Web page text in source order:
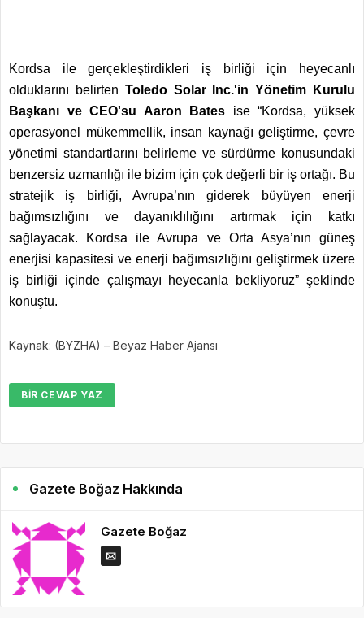
Kordsa ile gerçekleştirdikleri iş birliği için heyecanlı
olduklarını belirten Toledo Solar Inc.'in Yönetim Kurulu
Başkanı ve CEO'su Aaron Bates ise “Kordsa, yüksek
operasyonel mükemmellik, insan kaynağı geliştirme, çevre
yönetimi standartlarını belirleme ve sürdürme konusundaki
benzersiz uzmanlığı ile bizim için çok değerli bir iş ortağı. Bu
stratejik iş birliği, Avrupa’nın giderek büyüyen enerji
bağımsızlığını ve dayanıklılığını artırmak için katkı
sağlayacak. Kordsa ile Avrupa ve Orta Asya’nın güneş
enerjisi kapasitesi ve enerji bağımsızlığını geliştirmek üzere
iş birliği içinde çalışmayı heyecanla bekliyoruz” şeklinde
konuştu.
Kaynak: (BYZHA) – Beyaz Haber Ajansı
BIR CEVAP YAZ
Gazete Boğaz Hakkında
Gazete Boğaz